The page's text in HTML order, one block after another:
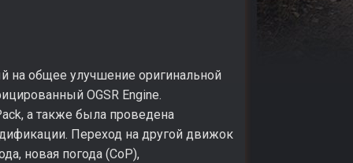
на общее улучшение оригинальной
OGSR Engine.
а также была проведена
Переход на другой движок
новая погода (CoP),